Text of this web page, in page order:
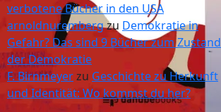
verbotene Bücher in den USA
arnoldnurembergzu Demokratie in
Gefahr? Das sind 9 Bücher zum Zustand
der Demokratie
F. Birnmeyerzu Geschichte zu Herkunft
und Identität: Wo kommst du her?